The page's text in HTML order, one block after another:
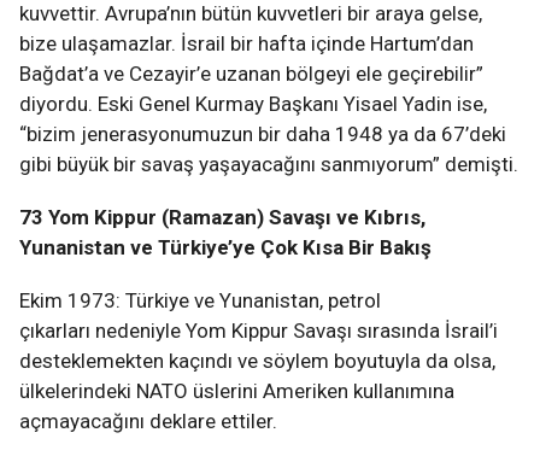
kuvvettir. Avrupa’nın bütün kuvvetleri bir araya gelse,
bize ulaşamazlar. İsrail bir hafta içinde Hartum’dan
Bağdat’a ve Cezayir’e uzanan bölgeyi ele geçirebilir”
diyordu. Eski Genel Kurmay Başkanı Yisael Yadin ise,
“bizim jenerasyonumuzun bir daha 1948 ya da 67’deki
gibi büyük bir savaş yaşayacağını sanmıyorum” demişti.
73 Yom Kippur (Ramazan) Savaşı ve Kıbrıs,
Yunanistan ve Türkiye’ye Çok Kısa Bir Bakış
Ekim 1973: Türkiye ve Yunanistan, petrol
çıkarları nedeniyle Yom Kippur Savaşı sırasında İsrail’i
desteklemekten kaçındı ve söylem boyutuyla da olsa,
ülkelerindeki NATO üslerini Ameriken kullanımına
açmayacağını deklare ettiler.